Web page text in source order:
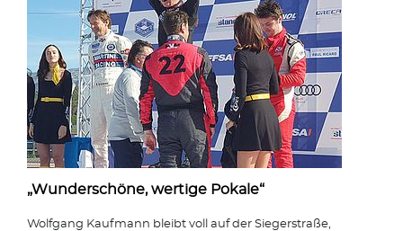
„Wunderschöne, wertige Pokale“
Wolfgang Kaufmann bleibt voll auf der Siegerstraße,